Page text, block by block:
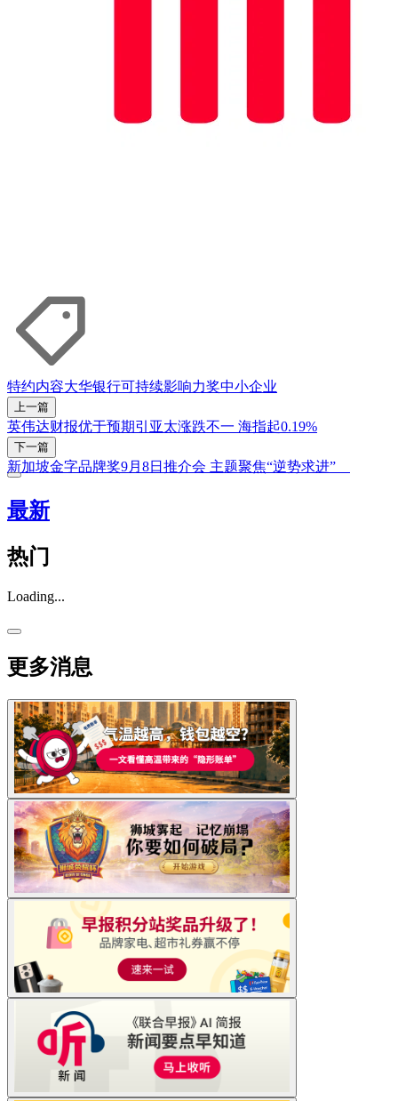
特约内容大华银行可持续影响力奖中小企业
上一篇
英伟达财报优于预期引亚太涨跌不一 海指起0.19%
下一篇
新加坡金字品牌奖9月8日推介会 主题聚焦“逆势求进”
最新
热门
Loading...
更多消息